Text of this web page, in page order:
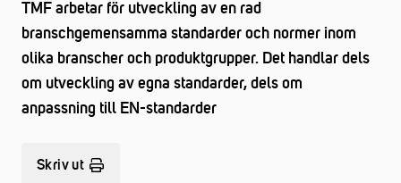
TMF arbetar för utveckling av en rad
branschgemensamma standarder och normer inom
olika branscher och produktgrupper. Det handlar dels
om utveckling av egna standarder, dels om
anpassning till EN-standarder
Skriv ut